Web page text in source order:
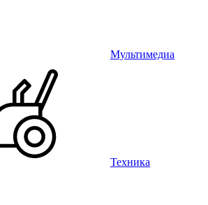
Мультимедиа
Техника